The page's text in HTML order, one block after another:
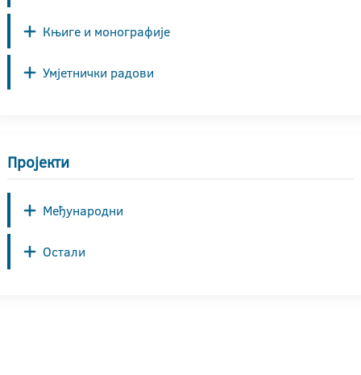
Књиге и монографије
Умјетнички радови
Пројекти
Међународни
Остали